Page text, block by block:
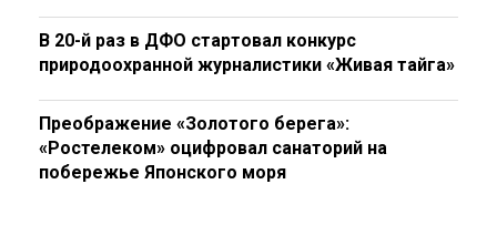
В 20-й раз в ДФО стартовал конкурс
природоохранной журналистики «Живая тайга»
Преображение «Золотого берега»:
«Ростелеком» оцифровал санаторий на
побережье Японского моря